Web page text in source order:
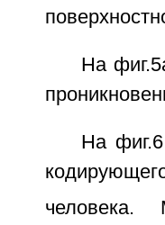
На
На
человека.